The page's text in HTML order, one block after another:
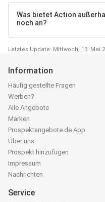
Was bietet Action
noch an?
Letztes Update: Mittwoch, 13. Mai
Information
Häufig gestellte Fragen
Werben?
Alle Angebote
Marken
Prospektangebote.de App
Über uns
Prospekt hinzufügen
Impressum
Nachrichten
Service